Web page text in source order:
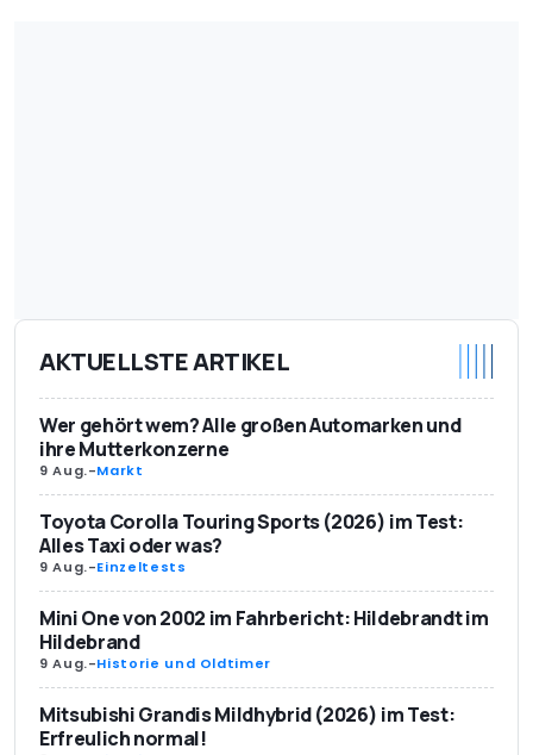
AKTUELLSTE ARTIKEL
Wer gehört wem? Alle großen Automarken und
ihre Mutterkonzerne
9 Aug.-Markt
Toyota Corolla Touring Sports (2026) im Test:
Alles Taxi oder was?
9 Aug.-Einzeltests
Mini One von 2002 im Fahrbericht: Hildebrandt im
Hildebrand
9 Aug.-Historie und Oldtimer
Mitsubishi Grandis Mildhybrid (2026) im Test:
Erfreulich normal!